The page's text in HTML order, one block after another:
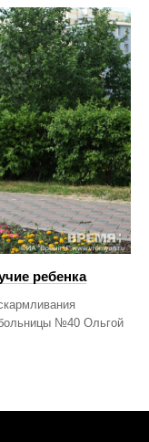
ребенка
№40 Ольгой